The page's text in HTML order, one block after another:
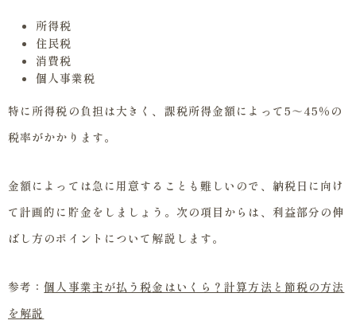
所得税
住民税
消費税
個人事業税
特に所得税の負担は大きく、課税所得金額によって5～45％の
税率がかかります。
金額によっては急に用意することも難しいので、納税日に向け
て計画的に貯金をしましょう。次の項目からは、利益部分の伸
ばし方のポイントについて解説します。
参考：個人事業主が払う税金はいくら？計算方法と節税の方法
を解説